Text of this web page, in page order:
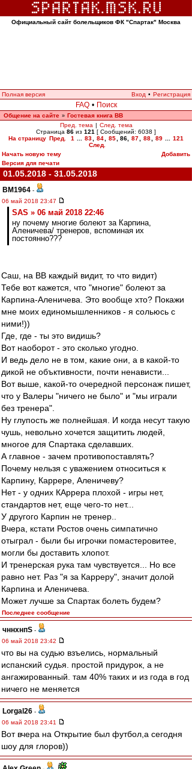
Официальный сайт болельщиков ФК "Спартак" Москва
Полная версия Вход • Регистрация
FAQ • Поиск
Общение на сайте » Гостевая книга ВВ
Пред. тема | След. тема
Страница 86 из 121 [ Сообщений: 6038 ]
На страницу Пред. 1 83 84 85 86 87 88 89
121
След.
Начать новую тему
Добавить
Версия для печати
01.05.2018 - 31.05.2018
BM1964 -
06 май 2018 23:47
SAS » 06 май 2018 22:46
ну почему многие болеют за Карпина,
Аленичева/ тренеров, вспоминая их
постоянно???
Саш, на ВВ каждый видит, то что видит)
Тебе вот кажется, что "многие" болеют за
Карпина-Аленичева. Это вообще хто? Покажи
мне моих единомышленников - я сольюсь с
ними!))
Где, где - ты это видишь?
Вот наоборот - это сколько угодно.
И ведь дело не в том, какие они, а в какой-то
дикой не объктивности, почти ненависти...
Вот выше, какой-то очередной персонаж пишет,
что у Валеры "ничего не было" и "мы играли
без тренера".
Ну глупость же полнейшая. И когда несут такую
чушь, невольно хочется защитить людей,
многое для Спартака сделавших.
А главное - зачем противопоставлять?
Почему нельзя с уважением относиться к
Карпину, Каррере, Аленичеву?
Нет - у одних КАррера плохой - игры нет,
стандартов нет, еще чего-то нет...
У другого Карпин не тренер..
Вчера, кстати Ростов очень симпатично
отыграл - были бы игрочки помастеровитее,
могли бы доставить хлопот.
И тренерская рука там чувствуется... Но все
равно нет. Раз "я за Карреру", значит долой
Карпина и Аленичева.
Может лучше за Спартак болеть будем?
Последнее сообщение
чннхнпS -
06 май 2018 23:42
что вы на судью взъелись, нормальный
испанский судья. простой придурок, а не
ангажированный. там 40% таких и из года в год
ничего не меняется
Lorgal26 -
06 май 2018 23:41
Вот вчера на Открытие был футбол,а сегодня
шоу для глоров))